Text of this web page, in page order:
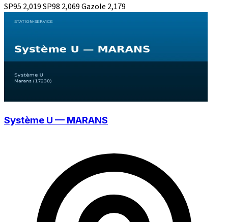
SP95 2,019SP98 2,069Gazole 2,179
Système U — MARANS